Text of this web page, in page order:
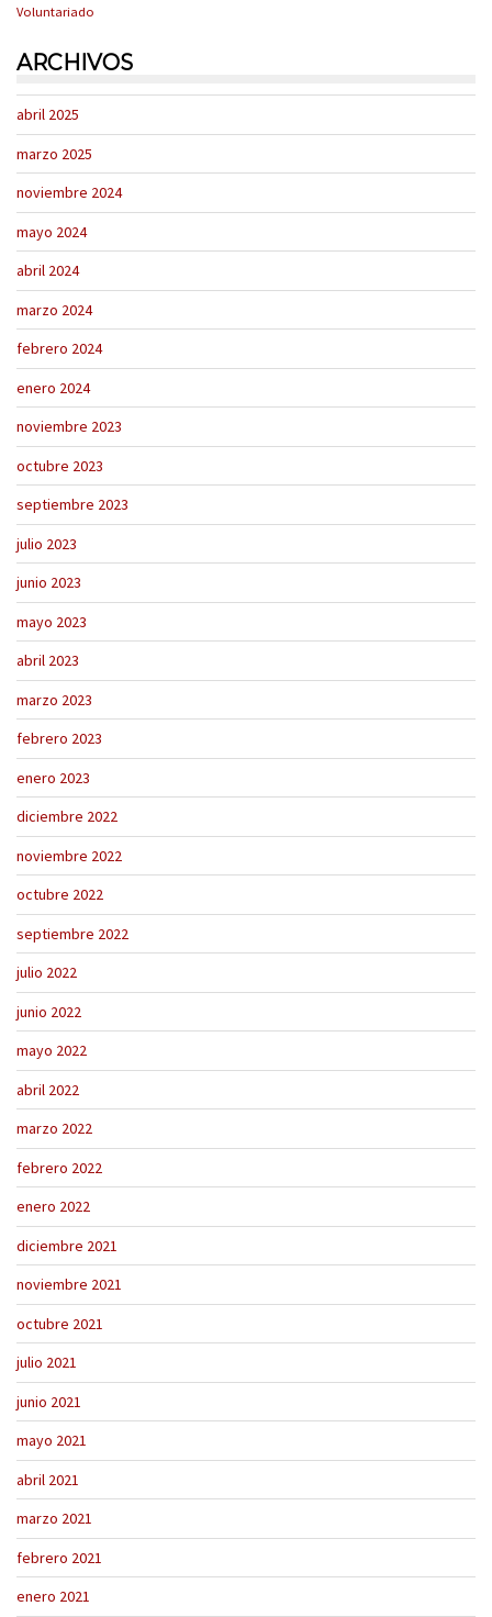
Voluntariado
ARCHIVOS
abril 2025
marzo 2025
noviembre 2024
mayo 2024
abril 2024
marzo 2024
febrero 2024
enero 2024
noviembre 2023
octubre 2023
septiembre 2023
julio 2023
junio 2023
mayo 2023
abril 2023
marzo 2023
febrero 2023
enero 2023
diciembre 2022
noviembre 2022
octubre 2022
septiembre 2022
julio 2022
junio 2022
mayo 2022
abril 2022
marzo 2022
febrero 2022
enero 2022
diciembre 2021
noviembre 2021
octubre 2021
julio 2021
junio 2021
mayo 2021
abril 2021
marzo 2021
febrero 2021
enero 2021